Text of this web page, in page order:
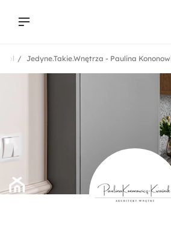
Jedyne.Takie.Wnętrza - Paulina